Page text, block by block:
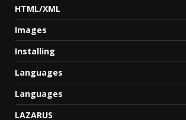
HTML/XML
Images
Installing
Languages
Languages
LAZARUS